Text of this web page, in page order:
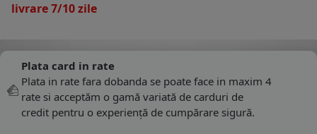
livrare 7/10 zile
Plata card in rate
Plata in rate fara dobanda se poate face in maxim 4
rate si acceptăm o gamă variată de carduri de
credit pentru o experiență de cumpărare sigură.